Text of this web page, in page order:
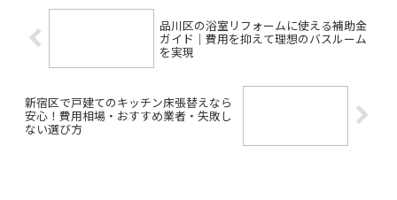
品川区の浴室リフォームに使える補助金
ガイド｜費用を抑えて理想のバスルーム
を実現
新宿区で戸建てのキッチン床張替えなら
安心！費用相場・おすすめ業者・失敗し
ない選び方